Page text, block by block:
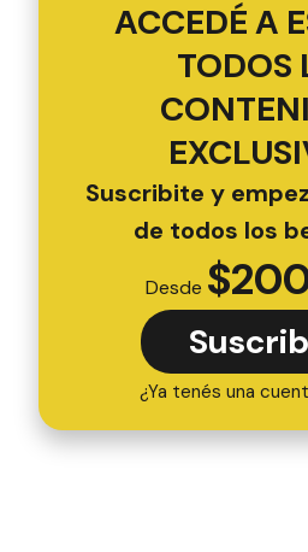
ACCEDÉ A
TODOS
Suscribite y
de todos los
Desde $
¿Ya tenés una